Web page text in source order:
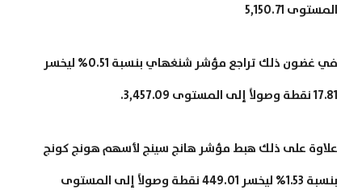
المستوى 5,150.71
في غضون ذلك تراجع مؤشر شنغهاي بنسبة 0.51% ليخسر
17.81 نقطة وصولاً إلى المستوى 3,457.09.
علاوة على ذلك هبط مؤشر هانج سينج لأسهم هونج كونج
بنسبة 1.53% ليخسر 449.01 نقطة وصولاً إلى المستوى